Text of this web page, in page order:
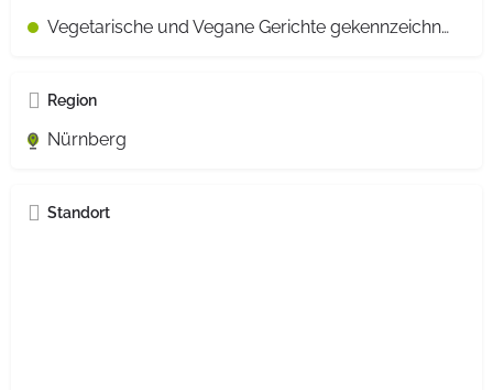
Vegetarische und Vegane Gerichte gekennzeichnet
Region
Nürnberg
Standort